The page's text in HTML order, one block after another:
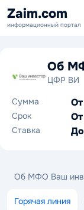
Zaim.com
информационный портал
Об
ЦФР ВИ
Сумма
Срок
Ставка
Об МФО Ваш
Горячая линия